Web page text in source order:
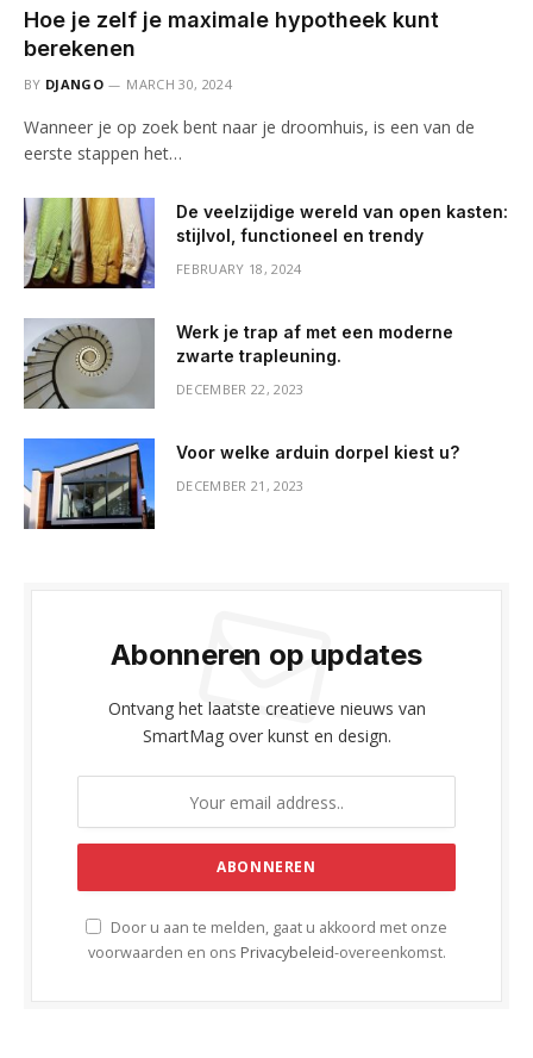
Hoe je zelf je maximale hypotheek kunt
berekenen
BY DJANGO MARCH 30, 2024
Wanneer je op zoek bent naar je droomhuis, is een van de
eerste stappen het…
De veelzijdige wereld van open kasten:
stijlvol, functioneel en trendy
FEBRUARY 18, 2024
Werk je trap af met een moderne
zwarte trapleuning.
DECEMBER 22, 2023
Voor welke arduin dorpel kiest u?
DECEMBER 21, 2023
Abonneren op updates
Ontvang het laatste creatieve nieuws van
SmartMag over kunst en design.
Door u aan te melden, gaat u akkoord met onze
voorwaarden en ons Privacybeleid-overeenkomst.